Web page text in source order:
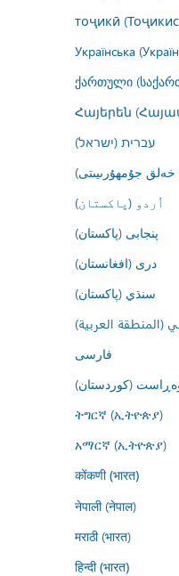
тоҷикӣ
Українська
ქართული
Հայերեն
עברית (ישראל)
خەلق جۇمھۇرىيىتى)
اُردو (پاکستان)
پنجابی (پاکستان)
درى (افغانستان)
سنڌي (پاکستان)
(المنطقة العربية)
فارسى
(کوردستان)
ትግርኛ (ኢትዮጵያ)
አማርኛ (ኢትዮጵያ)
कोंकणी (भारत)
नेपाली (नेपाल)
मराठी (भारत)
हिन्दी (भारत)